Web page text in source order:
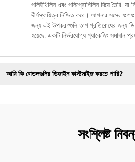
পলিইথিলিন এবং পলিপ্রোপিলিন দিয়ে তৈরি, যা
দীর্ঘস্থায়িত্ব নিশ্চিত করে। আপনার সসের
জন্য এই উপকরণগুলি তাপ প্রতিরোধের জন্য
হয়েছে, একটি নির্ভরযোগ্য প্যাকেজিং সমাধান
আমি কি বোতলগুলির ডিজাইন কাস্টমাইজ করতে পারি?
সংশ্লিষ্ট